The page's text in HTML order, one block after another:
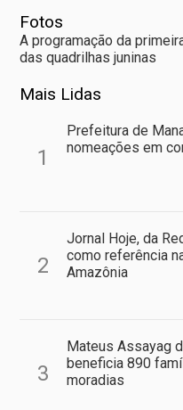
Fotos
A programação da
das quadrilhas juninas
Mais Lidas
1
Prefeitura de
nomeações em
2
Jornal Hoje, da
como referência
Amazônia
3
Mateus Assayag
beneficia 890
moradias